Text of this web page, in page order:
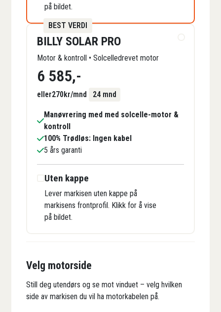
på bildet.
BEST VERDI
BILLY SOLAR PRO
Motor & kontroll • Solcelledrevet motor
6 585,-
eller270kr/mnd 24 mnd
Manøvrering med med solcelle-motor &
kontroll
100% Trødløs: Ingen kabel
5 års garanti
Uten kappe
Lever markisen uten kappe på
markisens frontprofil. Klikk for å vise
på bildet.
Velg motorside
Still deg utendørs og se mot vinduet – velg hvilken
side av markisen du vil ha motorkabelen på.